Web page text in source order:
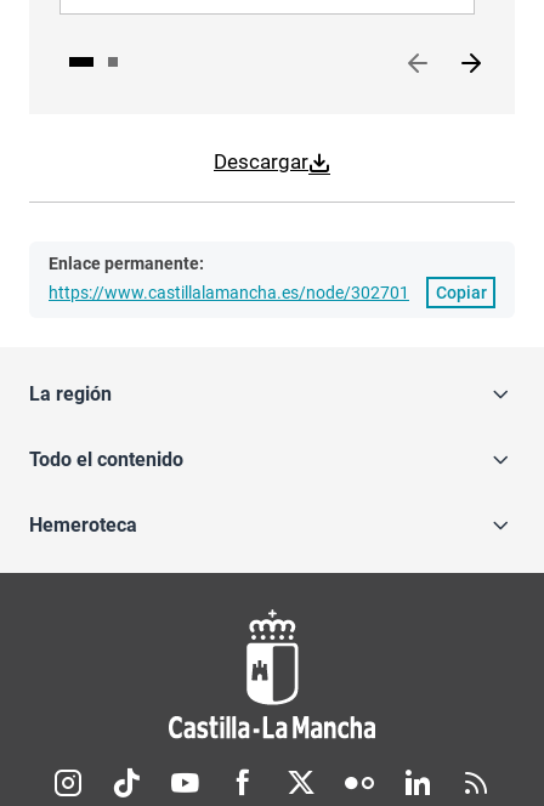
Descargar
Enlace permanente:
https://www.castillalamancha.es/node/302701
Copiar
La región
Todo el contenido
Hemeroteca
Redes sociales JCCM